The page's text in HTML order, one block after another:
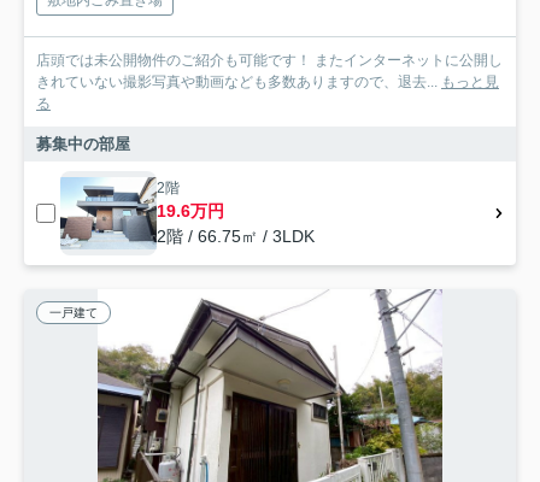
店頭では未公開物件のご紹介も可能です！ またインターネットに公開し
きれていない撮影写真や動画なども多数ありますので、退去... もっと見
る
募集中の部屋
2階
19.6万円
2階 / 66.75㎡ / 3LDK
一戸建て